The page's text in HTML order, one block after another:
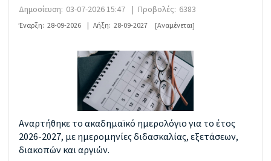
Δημοσίευση: 03-07-2026 15:47 | Προβολές: 6383
Έναρξη: 28-09-2026 Λήξη: 28-09-2027 [Αναμένεται]
Αναρτήθηκε το ακαδημαϊκό ημερολόγιο για το έτος
2026-2027, με ημερομηνίες διδασκαλίας, εξετάσεων,
διακοπών και αργιών.